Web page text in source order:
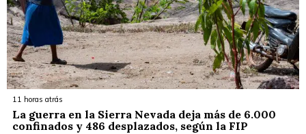
11 horas atrás
La guerra en la Sierra Nevada deja más de 6.000
confinados y 486 desplazados, según la FIP